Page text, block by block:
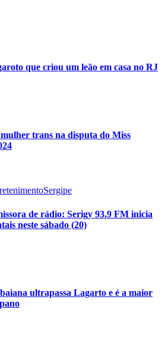
que criou um leão em casa no RJ
trans na disputa do Miss
Sergipe
de rádio: Serigy 93.9 FM inicia
neste sábado (20)
ultrapassa Lagarto e é a maior